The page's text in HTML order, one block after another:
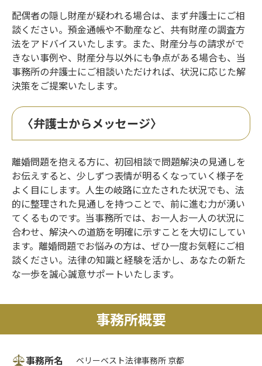
配偶者の隠し財産が疑われる場合は、まず弁護士にご相
談ください。預金通帳や不動産など、共有財産の調査方
法をアドバイスいたします。また、財産分与の請求がで
きない事例や、財産分与以外にも争点がある場合も、当
事務所の弁護士にご相談いただければ、状況に応じた解
決策をご提案いたします。
〈弁護士からメッセージ〉
離婚問題を抱える方に、初回相談で問題解決の見通しを
お伝えすると、少しずつ表情が明るくなっていく様子を
よく目にします。人生の岐路に立たされた状況でも、法
的に整理された見通しを持つことで、前に進む力が湧い
てくるものです。当事務所では、お一人お一人の状況に
合わせ、解決への道筋を明確に示すことを大切にしてい
ます。離婚問題でお悩みの方は、ぜひ一度お気軽にご相
談ください。法律の知識と経験を活かし、あなたの新た
な一歩を誠心誠意サポートいたします。
事務所概要
事務所名 ベリーベスト法律事務所 京都